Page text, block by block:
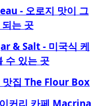
- 오로지 맛이 그
는 곳
& Salt - 미국식 케
수 있는 곳
맛집 The Flour Box
커리 카페 Macrina